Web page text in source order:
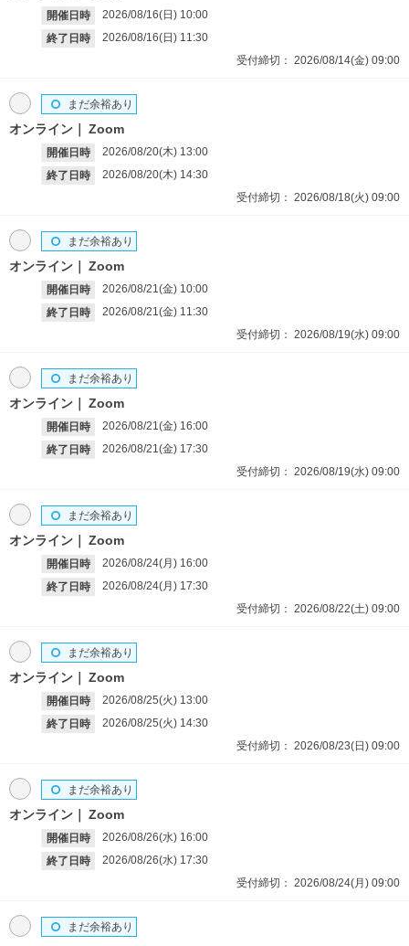
開催日時 2026/08/16(日) 10:00
終了日時
2026/08/16(日) 11:30
受付締切： 2026/08/14(金) 09:00
オンライン Zoom
開催日時 2026/08/20(木) 13:00
終了日時
2026/08/20(木) 14:30
まだ余裕あり
受付締切： 2026/08/18(火) 09:00
オンライン Zoom
開催日時 2026/08/21(金) 10:00
終了日時
2026/08/21(金) 11:30
まだ余裕あり
受付締切： 2026/08/19(水) 09:00
オンライン Zoom
開催日時 2026/08/21(金) 16:00
終了日時
2026/08/21(金) 17:30
まだ余裕あり
受付締切： 2026/08/19(水) 09:00
オンライン Zoom
開催日時 2026/08/24(月) 16:00
終了日時
2026/08/24(月) 17:30
まだ余裕あり
受付締切： 2026/08/22(土) 09:00
オンライン Zoom
開催日時 2026/08/25(火) 13:00
終了日時
2026/08/25(火) 14:30
まだ余裕あり
受付締切： 2026/08/23(日) 09:00
オンライン Zoom
開催日時 2026/08/26(水) 16:00
終了日時
2026/08/26(水) 17:30
まだ余裕あり
受付締切： 2026/08/24(月) 09:00
まだ余裕あり